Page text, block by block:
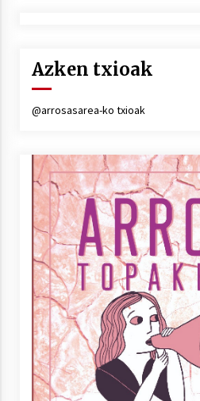
Azken txioak
@arrosasarea-ko txioak